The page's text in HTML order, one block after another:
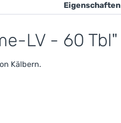
Eigenschaften
LV - 60 Tbl"
Kälbern.